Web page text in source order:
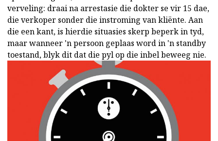
verveling: draai na arrestasie die dokter se vir 15 dae,
die verkoper sonder die instroming van kliënte. Aan
die een kant, is hierdie situasies skerp beperk in tyd,
maar wanneer 'n persoon geplaas word in 'n standby
toestand, blyk dit dat die pyl op die inbel beweeg nie.